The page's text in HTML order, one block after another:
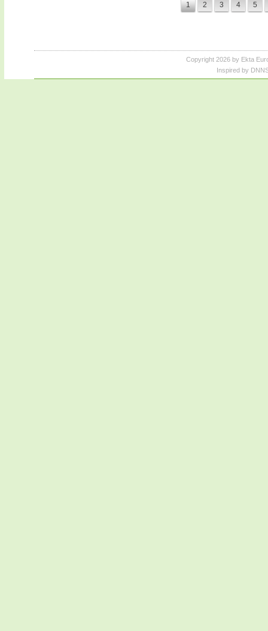
1 2 3 4 5
Copyright 2026 by Ekta
Inspired by